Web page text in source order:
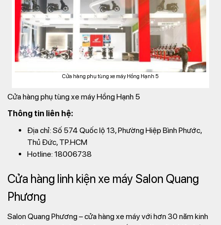
Cửa hàng phụ tùng xe máy Hồng Hạnh 5
Cửa hàng phụ tùng xe máy Hồng Hạnh 5
Thông tin liên hệ:
Địa chỉ: Số 574 Quốc lộ 13, Phường Hiệp Bình Phước,
Thủ Đức, TP.HCM
Hotline: 18006738
Cửa hàng linh kiện xe máy Salon Quang
Phương
Salon Quang Phương – cửa hàng xe máy với hơn 30 năm kinh